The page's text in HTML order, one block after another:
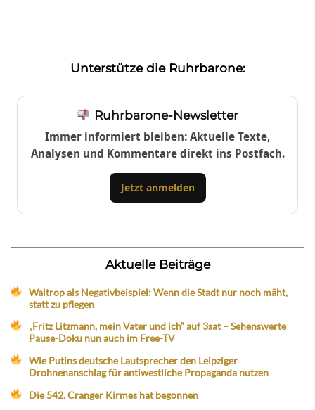
Unterstütze die Ruhrbarone:
Ruhrbarone-Newsletter
Immer informiert bleiben: Aktuelle Texte,
Analysen und Kommentare direkt ins Postfach.
Jetzt anmelden
Aktuelle Beiträge
Waltrop als Negativbeispiel: Wenn die Stadt nur noch mäht,
statt zu pflegen
„Fritz Litzmann, mein Vater und ich“ auf 3sat – Sehenswerte
Pause-Doku nun auch im Free-TV
Wie Putins deutsche Lautsprecher den Leipziger
Drohnenanschlag für antiwestliche Propaganda nutzen
Die 542. Cranger Kirmes hat begonnen